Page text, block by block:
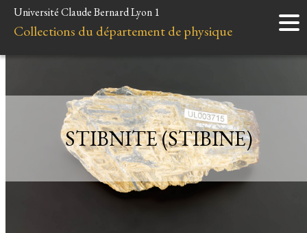
Accueil
Instruments
Minéraux
Liens et ressources
Université Claude Bernard Lyon 1
Collections du département de physique
STIBNITE (STIBINE)